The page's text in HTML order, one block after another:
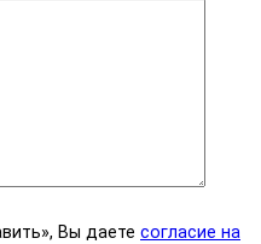
Вы даете согласие на